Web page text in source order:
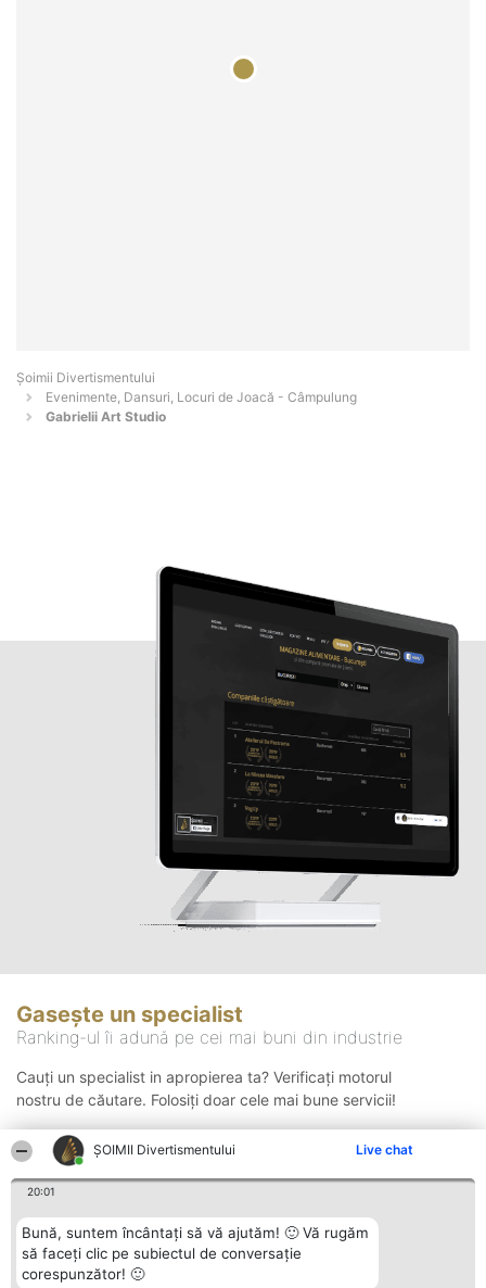
ŞOIMII Divertismentului Live chat
20:01
Bună, suntem încântați să vă ajutăm! 🙂 Vă rugăm
să faceți clic pe subiectul de conversație
corespunzător! 🙂
Şoimii Divertismentului
Evenimente, Dansuri, Locuri de Joacă - Câmpulung
Gabrielii Art Studio
Gasește un specialist
Ranking-ul îi adună pe cei mai buni din industrie
Cauți un specialist in apropierea ta? Verificați motorul
nostru de căutare. Folosiți doar cele mai bune servicii!